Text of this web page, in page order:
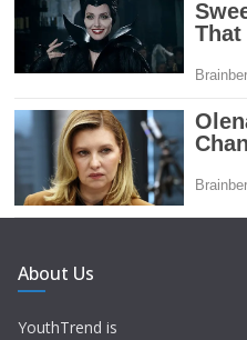
About Us
YouthTrend is